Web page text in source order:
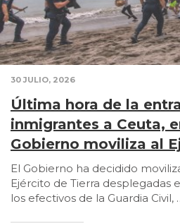
30 JULIO, 2026
Última hora de la
inmigrantes a Ceuta,
Gobierno moviliza al
hacer frente a la crisis
El Gobierno ha decidido
Ejército de Tierra desplegadas
los efectivos de la Guardia Civil,